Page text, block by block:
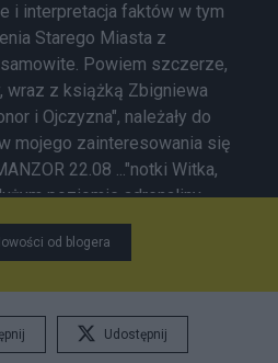
i interpretacja faktów w tym
Starego Miasta z
Powiem szczerze,
wraz z książką Zbigniewa
i Ojczyzna", należały do
mojego zainteresowania się
22.08 ..."notki Witka,
poziomie adrenaliny -
czyta." " Prawda o
na poziomie wydarzeń
oczyszczania Pamięci z
i kłamstw. Wszak Historia w
od blogera
Udostępnij